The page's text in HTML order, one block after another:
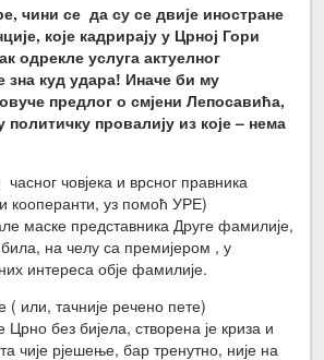
чини се да су се двије иностране
које кадрирају у Црној Гори
одрекле услуга актуелног
зна куд удара! Иначе би му
предлог о смјени Лепосавића,
политичку провалију из које – нема
човјека и врсног правника
кооперанти, уз помоћ УРЕ)
маске представника Друге фамилије,
била, на челу са премијером , у
интереса обје фамилије.
или, тачније речено пете)
Црно без бијела, створена је криза и
чије рјешење, бар тренутно, није на